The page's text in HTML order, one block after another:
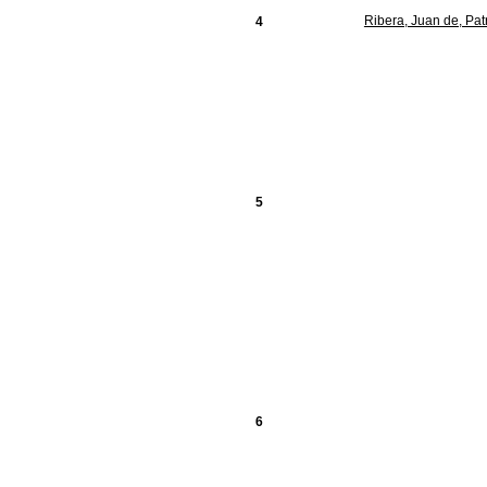
4 Ribera, Juan de,
5
6